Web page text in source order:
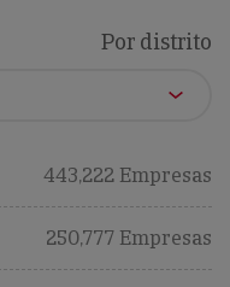
Por distrito
443,222 Empresas
250,777 Empresas